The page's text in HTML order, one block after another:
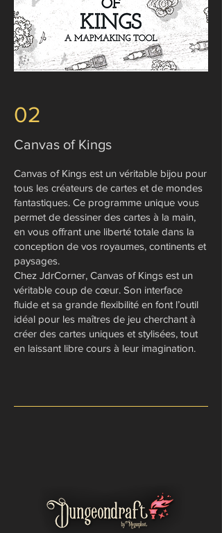
02
Canvas of Kings
​Canvas of Kings est un véritable bijou pour
tous les créateurs de cartes et de mondes
fantastiques. Ce programme unique vous
permet de dessiner des cartes à la main,
en vous offrant une liberté totale dans la
conception de vos royaumes, continents et
paysages.
Chez JdrCorner, Canvas of Kings est un
véritable coup de cœur. Son interface
fluide et sa grande flexibilité en font l’outil
idéal pour les maîtres de jeu cherchant à
créer des cartes uniques et stylisées, tout
en laissant libre cours à leur imagination.